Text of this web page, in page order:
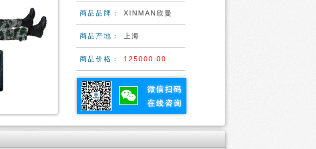
商品品牌： XINMAN欣曼
商品产地： 上海
商品价格： 125000.00